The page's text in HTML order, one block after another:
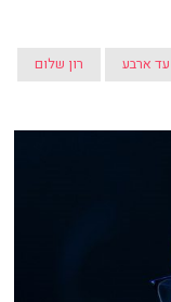
עד ארבע רון שלום